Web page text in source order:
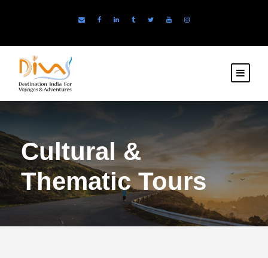
Cultural &
Thematic Tours